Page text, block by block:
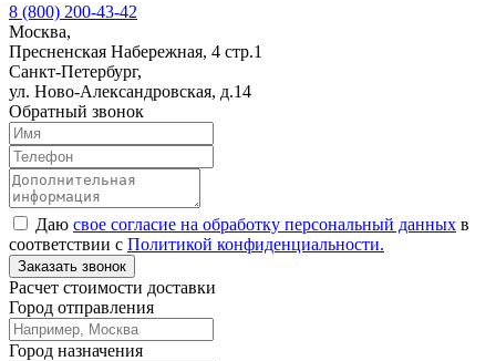
8 (800) 200-43-42
Москва,
Пресненская Набережная, 4 стр.1
Санкт-Петербург,
ул. Ново-Александровская, д.14
Обратный звонок
Даю свое согласие на обработку персональный данных в
соответствии с Политикой конфиденциальности.
Заказать звонок
Расчет стоимости доставки
Город отправления
Город назначения